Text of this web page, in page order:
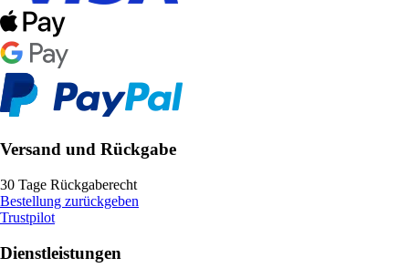
Versand und Rückgabe
30 Tage Rückgaberecht
Bestellung zurückgeben
Trustpilot
Dienstleistungen